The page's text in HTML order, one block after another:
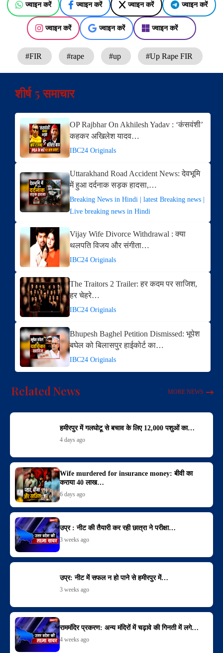
ज्वाइन करें ज्वाइन करें ज्वाइन करें ज्वाइन करें
ज्वाइन करें ज्वाइन करें ज्वाइन करें
#FIR #rape #up #Up Rape FIR
शीर्ष 5 समाचार
OP Rajbhar On Akhilesh Yadav : ‘कंसवंशी’
कहकर अखिलेश यादव…
IBC24 Originals
Uttarakhand Road Accident News: देवभूमि
में हुआ दर्दनाक सड़क हादसा,…
Breaking News in Hindi | latest Breaking news |
Live breaking news in Hindi
Vijay Wife Divorce Withdrawal : क्या
थलपति विजय और संगीता…
IBC24 Originals
The Traitors 2 Trailer: हर कदम पर साजिश,
हर चेहरे…
IBC24 Originals
Bhupesh Baghel Petition Dismissed: भूपेश
बघेल को बिलासपुर हाईकोर्ट का…
IBC24 Originals
Related News MORE NEWS
हमीरपुर में गलघोटू से बचाव के लिए 12,000 पशुओं का…
4 days ago
Wife murdered for insurance money: बीवी का
कराया 40 लाख…
6 days ago
उप्र : नीट की तैयारी कर रही छात्रा ने परीक्षा…
3 weeks ago
उप्र: नीट में सफल न हो पाने से हमीरपुर में…
3 weeks ago
राममंदिर प्रकरण: अन्य मंदिरों में चढ़ावे की गिनती में लगे…
4 weeks ago